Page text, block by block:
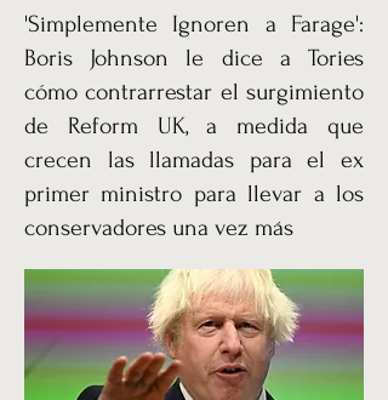
'Simplemente Ignoren a Farage':
Boris Johnson le dice a Tories
cómo contrarrestar el surgimiento
de Reform UK, a medida que
crecen las llamadas para el ex
primer ministro para llevar a los
conservadores una vez más